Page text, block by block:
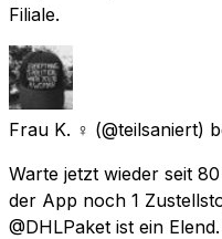
Filiale.
Frau K. ♀️ (@teilsaniert)
Warte jetzt wieder seit
der App noch 1
@DHLPaket ist ein